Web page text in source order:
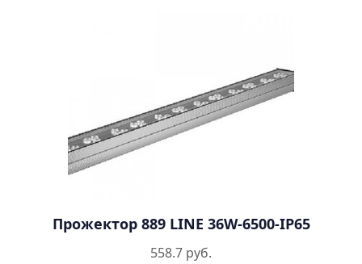
Прожектор 889 LINE 36W-6500-IP65
558.7 руб.